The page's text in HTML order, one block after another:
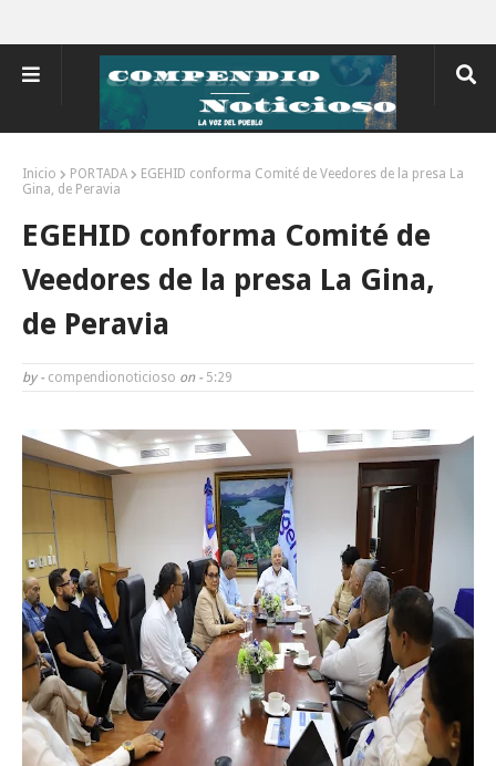
Inicio PORTADA
EGEHID conforma Comité de Veedores de la presa La
Gina, de Peravia
EGEHID conforma Comité de
Veedores de la presa La Gina,
de Peravia
by - compendionoticioso on - 5:29